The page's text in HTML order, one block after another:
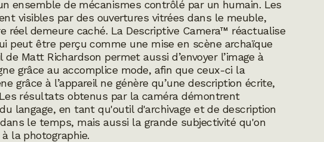
ensemble de mécanismes contrôlé par un humain. Les
visibles par des ouvertures vitrées dans le meuble,
réel demeure caché. La Descriptive Camera™ réactualise
peut être perçu comme une mise en scène archaïque
Matt Richardson permet aussi d’envoyer l’image à
grâce au accomplice mode, afin que ceux-ci la
grâce à l’appareil ne génère qu’une description écrite,
résultats obtenus par la caméra démontrent
langage, en tant qu'outil d'archivage et de description
le temps, mais aussi la grande subjectivité qu'on
la photographie.